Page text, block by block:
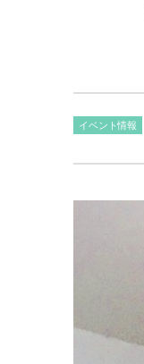
イベント情報